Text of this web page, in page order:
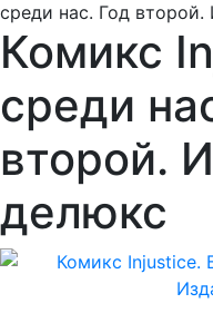
среди нас. Год
Комикс
среди
второй.
делюкс